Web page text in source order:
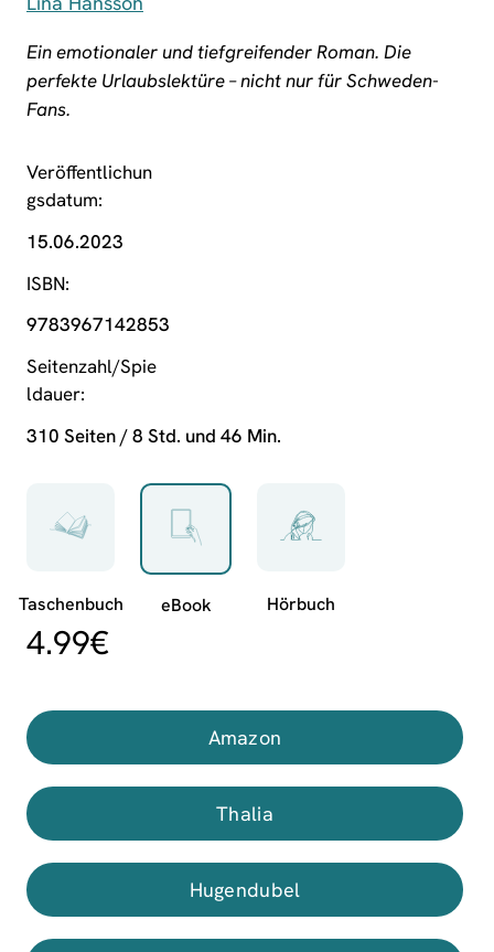
Ein emotionaler und tiefgreifender Roman. Die
perfekte Urlaubslektüre – nicht nur für Schweden-
Fans.
Veröffentlichun
gsdatum
15.06.2023
ISBN
9783967142853
Seitenzahl/Spie
ldauer
310 Seiten / 8 Std. und 46 Min.
4.99€
Amazon
Thalia
Hugendubel